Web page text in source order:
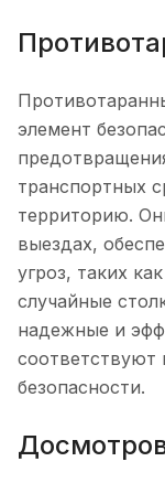
элемент
транспортных
территорию.
выездах,
угроз, таких
случайные
надежные и
безопасности.